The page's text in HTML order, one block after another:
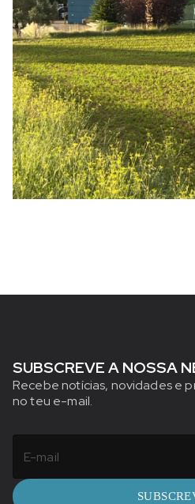
SUBSCREVE A NOSSA
Recebe notícias, novidades e
no teu e-mail.